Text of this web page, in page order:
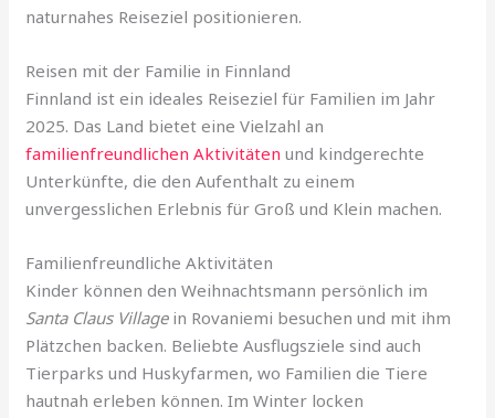
naturnahes Reiseziel positionieren.
Reisen mit der Familie in Finnland
Finnland ist ein ideales Reiseziel für Familien im Jahr
2025. Das Land bietet eine Vielzahl an
familienfreundlichen Aktivitäten und kindgerechte
Unterkünfte, die den Aufenthalt zu einem
unvergesslichen Erlebnis für Groß und Klein machen.
Familienfreundliche Aktivitäten
Kinder können den Weihnachtsmann persönlich im
Santa Claus Villagein Rovaniemi besuchen und mit ihm
Plätzchen backen. Beliebte Ausflugsziele sind auch
Tierparks und Huskyfarmen, wo Familien die Tiere
hautnah erleben können. Im Winter locken